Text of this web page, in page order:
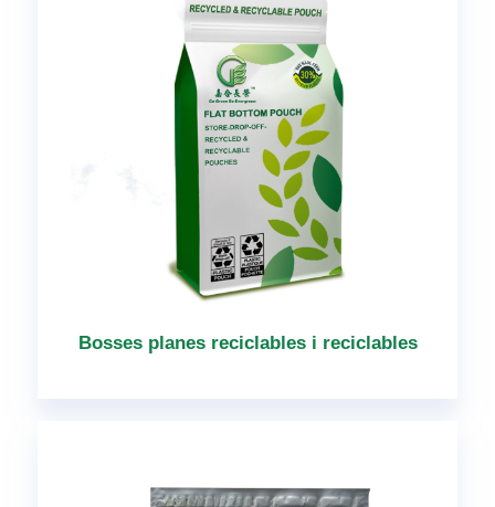
Bosses planes reciclables i reciclables